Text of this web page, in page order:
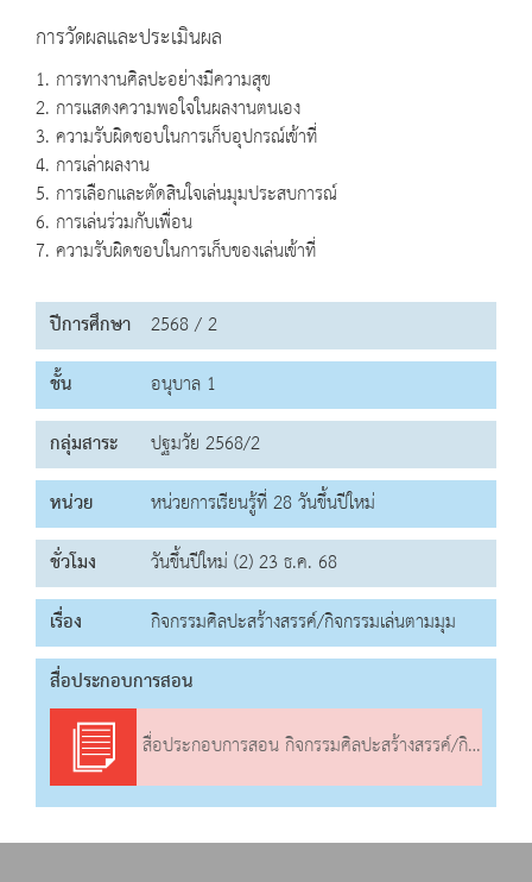
การวัดผลและประเมินผล
1. การทางานศิลปะอย่างมีความสุข
2. การแสดงความพอใจในผลงานตนเอง
3. ความรับผิดชอบในการเก็บอุปกรณ์เข้าที่
4. การเล่าผลงาน
5. การเลือกและตัดสินใจเล่นมุมประสบการณ์
6. การเล่นร่วมกับเพื่อน
7. ความรับผิดชอบในการเก็บของเล่นเข้าที่
ปีการศึกษา 2568 / 2
ชั้น
อนุบาล 1
กลุ่มสาระ
ปฐมวัย 2568/2
หน่วย
หน่วยการเรียนรู้ที่ 28 วันขึ้นปีใหม่
ชั่วโมง
วันขึ้นปีใหม่ (2) 23 ธ.ค. 68
เรื่อง
กิจกรรมศิลปะสร้างสรรค์/กิจกรรมเล่นตามมุม
สื่อประกอบการสอน
สื่อประกอบการสอน กิจกรรมศิลปะสร้างสรรค์/กิจกรรมเล่นตามมุม